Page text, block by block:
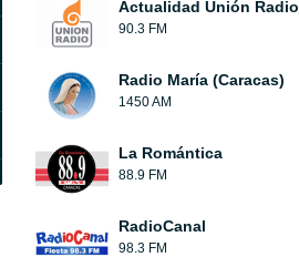
Actualidad Unión Radio
90.3 FM
Radio María (Caracas)
1450 AM
La Romántica
88.9 FM
RadioCanal
98.3 FM